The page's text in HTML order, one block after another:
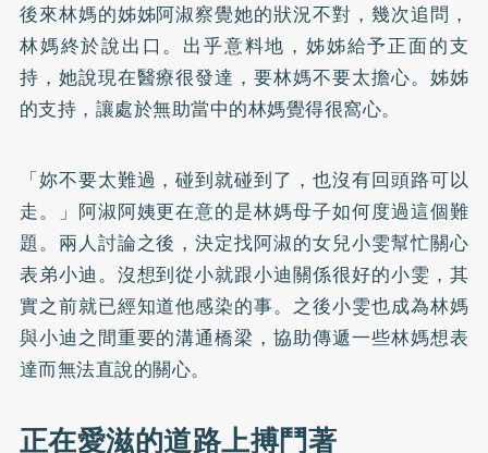
後來林媽的姊姊阿淑察覺她的狀況不對，幾次追問，
林媽終於說出口。出乎意料地，姊姊給予正面的支
持，她說現在醫療很發達，要林媽不要太擔心。姊姊
的支持，讓處於無助當中的林媽覺得很窩心。
「妳不要太難過，碰到就碰到了，也沒有回頭路可以
走。」阿淑阿姨更在意的是林媽母子如何度過這個難
題。兩人討論之後，決定找阿淑的女兒小雯幫忙關心
表弟小迪。沒想到從小就跟小迪關係很好的小雯，其
實之前就已經知道他感染的事。之後小雯也成為林媽
與小迪之間重要的溝通橋梁，協助傳遞一些林媽想表
達而無法直說的關心。
正在愛滋的道路上搏鬥著